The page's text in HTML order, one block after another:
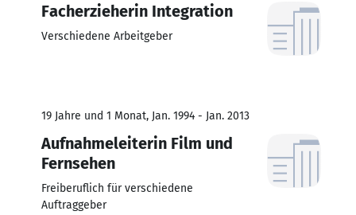
Facherzieherin Integration
Verschiedene Arbeitgeber
19 Jahre und 1 Monat, Jan. 1994 - Jan. 2013
Aufnahmeleiterin Film und
Fernsehen
Freiberuflich für verschiedene
Auftraggeber